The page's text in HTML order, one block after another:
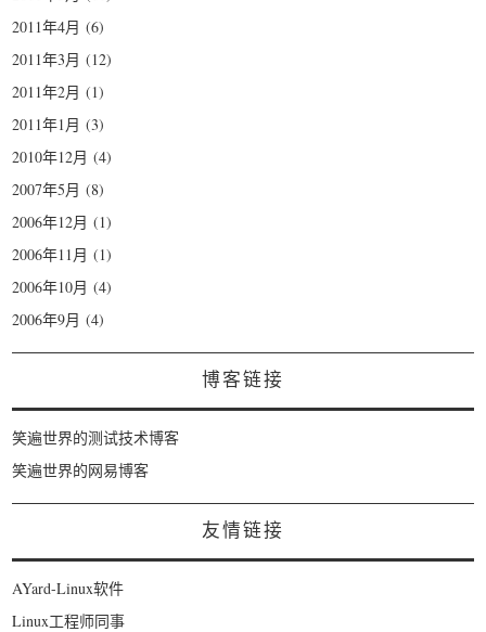
2011年4月 (6)
2011年3月 (12)
2011年2月 (1)
2011年1月 (3)
2010年12月 (4)
2007年5月 (8)
2006年12月 (1)
2006年11月 (1)
2006年10月 (4)
2006年9月 (4)
博客链接
笑遍世界的测试技术博客
笑遍世界的网易博客
友情链接
AYard-Linux软件
Linux工程师同事